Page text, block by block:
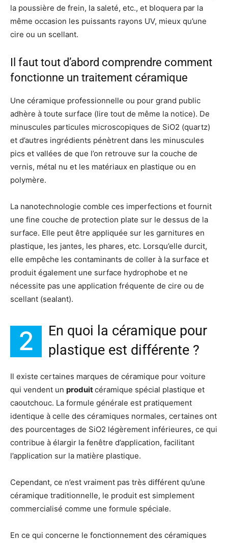
la poussière de frein, la saleté, etc., et bloquera par la
même occasion les puissants rayons UV, mieux qu’une
cire ou un scellant.
Il faut tout d’abord comprendre comment
fonctionne un traitement céramique
Une céramique professionnelle ou pour grand public
adhère à toute surface (lire tout de même la notice). De
minuscules particules microscopiques de SiO2 (quartz)
et d’autres ingrédients pénètrent dans les minuscules
pics et vallées de que l’on retrouve sur la couche de
vernis, métal nu et les matériaux en plastique ou en
polymère.
La nanotechnologie comble ces imperfections et fournit
une fine couche de protection plate sur le dessus de la
surface. Elle peut être appliquée sur les garnitures en
plastique, les jantes, les phares, etc. Lorsqu’elle durcit,
elle empêche les contaminants de coller à la surface et
produit également une surface hydrophobe et ne
nécessite pas une application fréquente de cire ou de
scellant (sealant).
2
En quoi la céramique pour
plastique est différente ?
Il existe certaines marques de céramique pour voiture
qui vendent un produitcéramique spécial plastique et
caoutchouc. La formule générale est pratiquement
identique à celle des céramiques normales, certaines ont
des pourcentages de SiO2 légèrement inférieures, ce qui
contribue à élargir la fenêtre d’application, facilitant
l’application sur la matière plastique.
Cependant, ce n’est vraiment pas très différent qu’une
céramique traditionnelle, le produit est simplement
commercialisé comme une formule spéciale.
En ce qui concerne le fonctionnement des céramiques